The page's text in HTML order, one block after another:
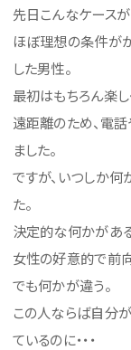
先日こんなケースが
ほぼ理想の条件が
した男性。
最初はもちろん楽し
遠距離のため、電
ました。
ですが、いつしか何
た。
決定的な何かがある
女性の好意的で前
でも何かが違う。
この人ならば自分
ているのに・・・